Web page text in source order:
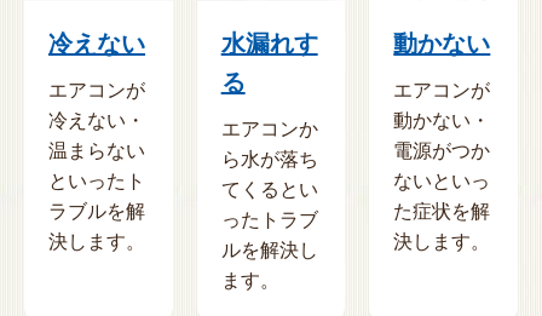
冷えない
エアコンが
冷えない・
温まらない
といったト
ラブルを解
決します。
水漏れす
る
エアコンか
ら水が落ち
てくるとい
ったトラブ
ルを解決し
ます。
動かない
エアコンが
動かない・
電源がつか
ないといっ
た症状を解
決します。